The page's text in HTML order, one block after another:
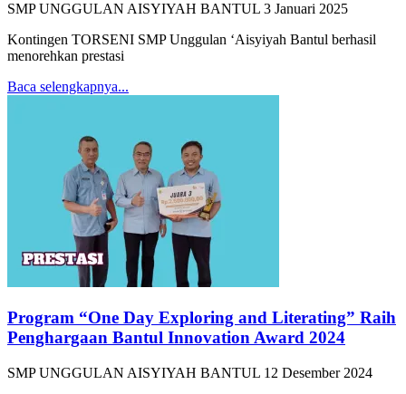
SMP UNGGULAN AISYIYAH BANTUL 3 Januari 2025
Kontingen TORSENI SMP Unggulan ‘Aisyiyah Bantul berhasil
menorehkan prestasi
Baca selengkapnya...
Program “One Day Exploring and Literating” Raih
Penghargaan Bantul Innovation Award 2024
SMP UNGGULAN AISYIYAH BANTUL 12 Desember 2024